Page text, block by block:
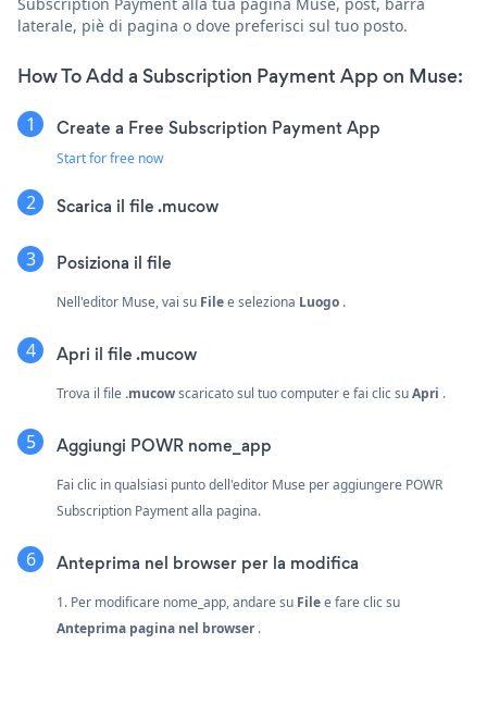
laterale, piè di pagina o dove preferisci sul tuo posto.
How To Add a Subscription Payment App on Muse:
Create a Free Subscription Payment App
Start for free now
Scarica il file .mucow
Posiziona il file
Nell'editor Muse, vai su Filee seleziona Luogo .
Apri il file .mucow
Trova il file.mucowscaricato sul tuo computer e fai clic suApri .
Aggiungi POWR nome_app
Fai clic in qualsiasi punto dell'editor Muse per aggiungere POWR
Subscription Payment alla pagina.
Anteprima nel browser per la modifica
1. Per modificare nome_app, andare su Filee fare clic su
Anteprima pagina nel browser.